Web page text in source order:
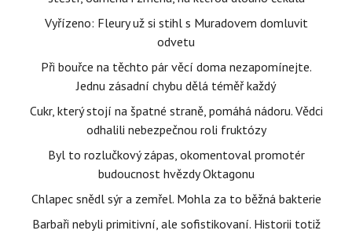
Vyřízeno: Fleury už si stihl s Muradovem domluvit
odvetu
Při bouřce na těchto pár věcí doma nezapomínejte.
Jednu zásadní chybu dělá téměř každý
Cukr, který stojí na špatné straně, pomáhá nádoru. Vědci
odhalili nebezpečnou roli fruktózy
Byl to rozlučkový zápas, okomentoval promotér
budoucnost hvězdy Oktagonu
Chlapec snědl sýr a zemřel. Mohla za to běžná bakterie
Barbaři nebyli primitivní, ale sofistikovaní. Historii totiž